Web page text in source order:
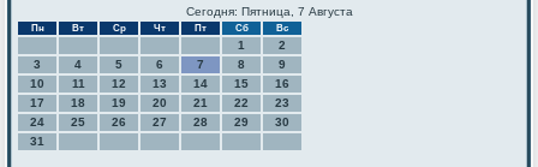
Сегодня: Пятница, 7 Августа
Пн Вт Ср Чт Пт Сб Вс
1
2
3
4 5 6 7 8
9
10
11 12 13 14 15
16
17
18 19 20 21 22
23
24
25 26 27 28 29
30
31